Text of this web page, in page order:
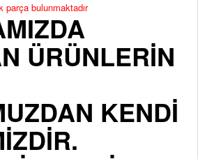
parça bulunmaktadır
ÜRÜNLERİN
KENDİ